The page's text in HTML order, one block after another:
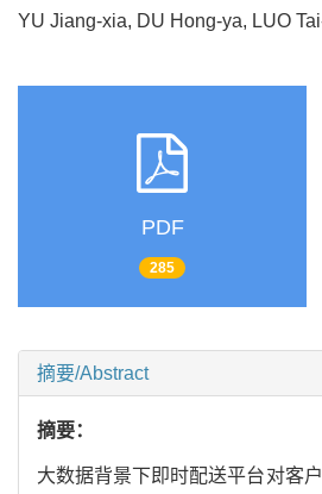
YU Jiang-xia, DU Hong-ya, LUO
PDF
285
摘要/Abstract
摘要：
大数据背景下即时配送平台对客